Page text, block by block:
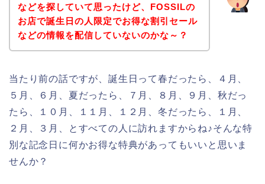
などを探していて思ったけど、FOSSILの
お店で誕生日の人限定でお得な割引セール
などの情報を配信していないのかな～？
当たり前の話ですが、誕生日って春だったら、４月、
５月、６月、夏だったら、７月、８月、９月、秋だっ
たら、１０月、１１月、１２月、冬だったら、１月、
２月、３月、とすべての人に訪れますからね♪そんな特
別な記念日に何かお得な特典があってもいいと思いま
せんか？